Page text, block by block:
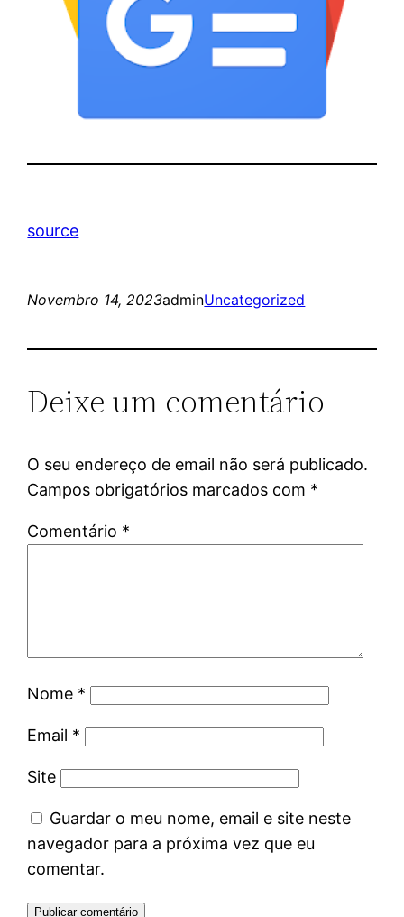
source
Novembro 14, 2023adminUncategorized
Deixe um comentário
O seu endereço de email não será publicado.
Campos obrigatórios marcados com *
Comentário *
Nome *
Email *
Site
Guardar o meu nome, email e site neste
navegador para a próxima vez que eu
comentar.